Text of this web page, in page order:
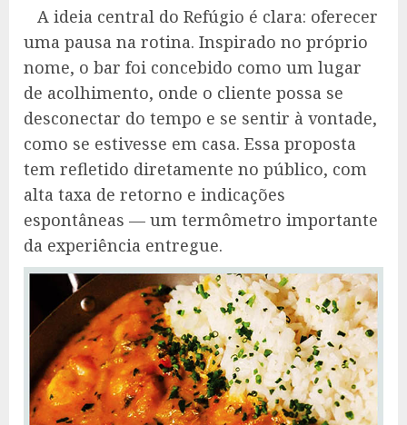
A ideia central do Refúgio é clara: oferecer
uma pausa na rotina. Inspirado no próprio
nome, o bar foi concebido como um lugar
de acolhimento, onde o cliente possa se
desconectar do tempo e se sentir à vontade,
como se estivesse em casa. Essa proposta
tem refletido diretamente no público, com
alta taxa de retorno e indicações
espontâneas — um termômetro importante
da experiência entregue.